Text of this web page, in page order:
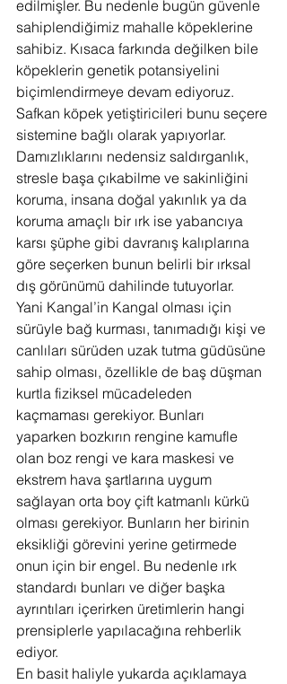
edilmişler. Bu nedenle bugün güvenle
sahiplendiğimiz mahalle köpeklerine
sahibiz. Kısaca farkında değilken bile
köpeklerin genetik potansiyelini
biçimlendirmeye devam ediyoruz.
Safkan köpek yetiştiricileri bunu seçere
sistemine bağlı olarak yapıyorlar.
Damızlıklarını nedensiz saldırganlık,
stresle başa çıkabilme ve sakinliğini
koruma, insana doğal yakınlık ya da
koruma amaçlı bir ırk ise yabancıya
karsı şüphe gibi davranış kalıplarına
göre seçerken bunun belirli bir ırksal
dış görünümü dahilinde tutuyorlar.
Yani Kangal’in Kangal olması için
sürüyle bağ kurması, tanımadığı kişi ve
canlıları sürüden uzak tutma güdüsüne
sahip olması, özellikle de baş düşman
kurtla fiziksel mücadeleden
kaçmaması gerekiyor. Bunları
yaparken bozkırın rengine kamufle
olan boz rengi ve kara maskesi ve
ekstrem hava şartlarına uygum
sağlayan orta boy çift katmanlı kürkü
olması gerekiyor. Bunların her birinin
eksikliği görevini yerine getirmede
onun için bir engel. Bu nedenle ırk
standardı bunları ve diğer başka
ayrıntıları içerirken üretimlerin hangi
prensiplerle yapılacağına rehberlik
ediyor.
En basit haliyle yukarda açıklamaya